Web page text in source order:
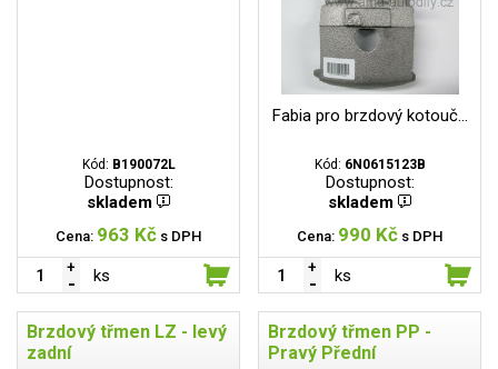
Kód: B190072L
Dostupnost:
skladem
Cena: 963 Kč s DPH
ks
Fabia pro brzdový kotouč...
Kód: 6N0615123B
Dostupnost:
skladem
Cena: 990 Kč s DPH
ks
Brzdový třmen LZ - levý
zadní
Brzdový třmen PP -
Pravý Přední